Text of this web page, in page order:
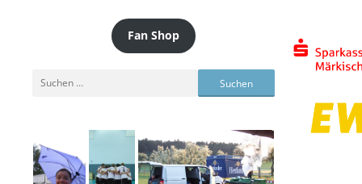
Fan Shop
Suchen